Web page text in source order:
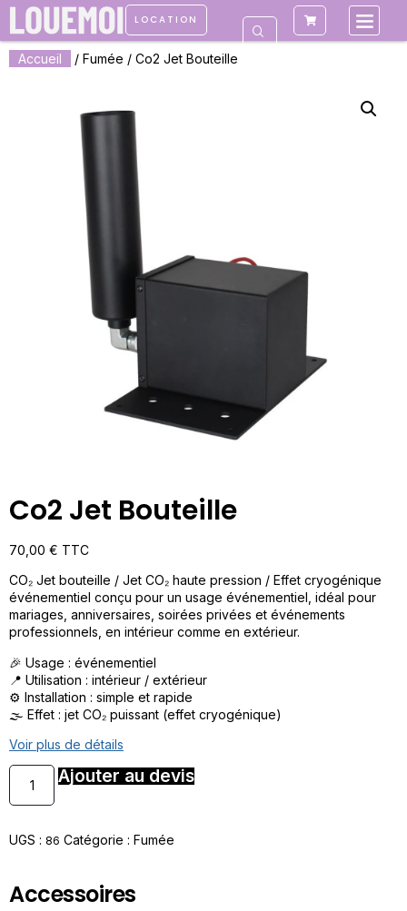
LOCATION
Accueil / Fumée / Co2 Jet Bouteille
Co2 Jet Bouteille
70,00 € TTC
CO₂ Jet bouteille / Jet CO₂ haute pression / Effet cryogénique
événementiel conçu pour un usage événementiel, idéal pour
mariages, anniversaires, soirées privées et événements
professionnels, en intérieur comme en extérieur.
🎉 Usage : événementiel
📍 Utilisation : intérieur / extérieur
⚙️ Installation : simple et rapide
🌫️ Effet : jet CO₂ puissant (effet cryogénique)
Voir plus de détails
Ajouter au devis
UGS : 86 Catégorie : Fumée
Accessoires